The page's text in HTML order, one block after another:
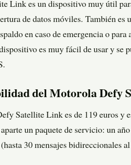
Link es un dispositivo muy útil
de datos móviles. También es
en caso de emergencia o
es muy fácil de usar y se
del Motorola Defy
Satellite Link es de 119 euros y
un paquete de servicio: un
30 mensajes bidireccionales